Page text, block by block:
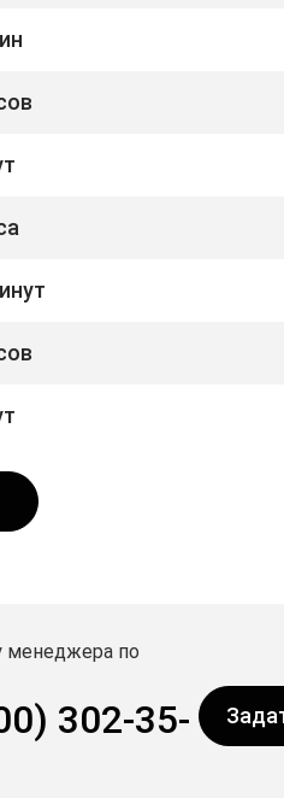
менеджера по
302-35-